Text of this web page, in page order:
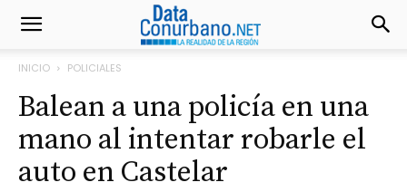
INICIO POLICIALES
Balean a una policía en una
mano al intentar robarle el
auto en Castelar